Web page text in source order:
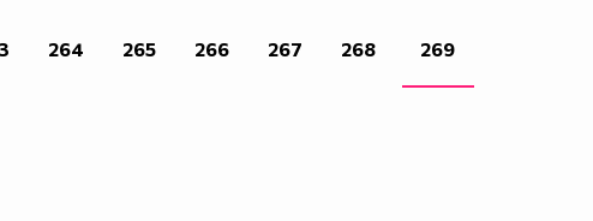
264 265 266 267 268 269